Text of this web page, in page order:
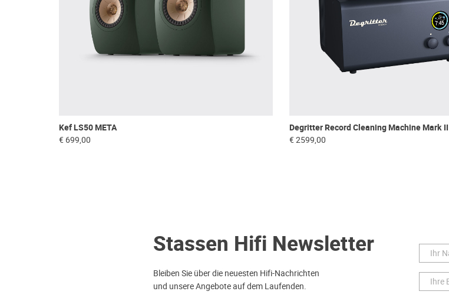
Kef LS50 META
€ 699,00
Degritter Record Cleaning Machine Mark II
€ 2599,00
Stassen Hifi Newsletter
Bleiben Sie über die neuesten Hifi-Nachrichten
und unsere Angebote auf dem Laufenden.